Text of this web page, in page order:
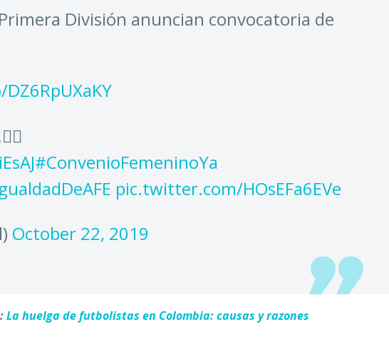
División anuncian convocatoria de
#ConvenioFemeninoYa
pic.twitter.com/HOsEFa6EVe
October 22, 2019
La huelga de futbolistas en Colombia: causas y razones